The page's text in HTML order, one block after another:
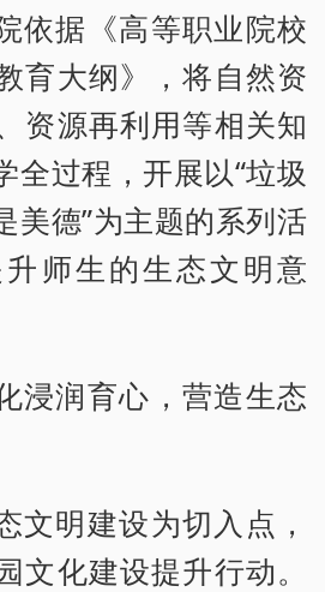
依据《高等职业院校
育大纲》，将自然资
资源再利用等相关知
全过程，开展以“垃圾
美德”为主题的系列活
师生的生态文明意
浸润育心，营造生态
文明建设为切入点，
文化建设提升行动。